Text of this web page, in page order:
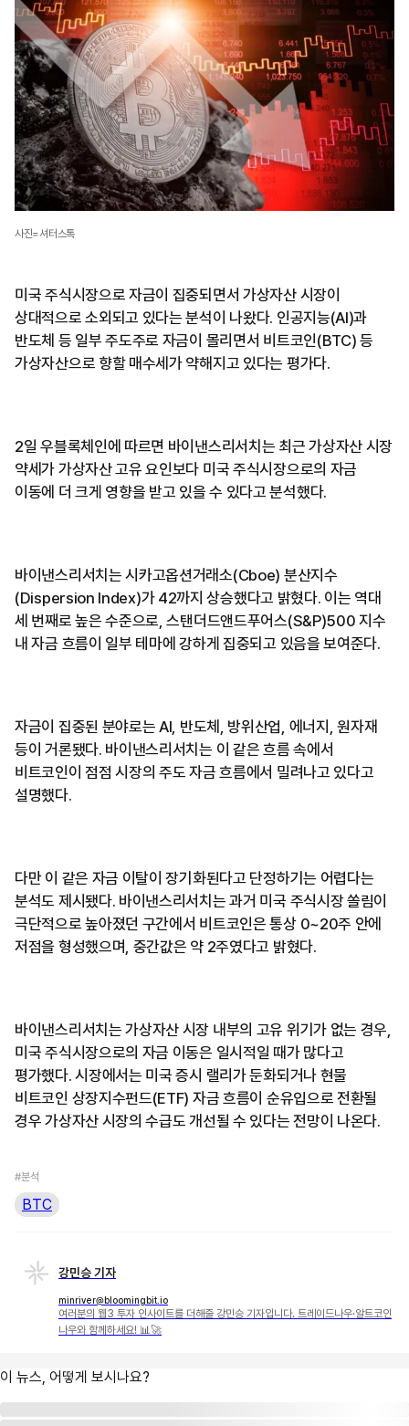
사진=셔터스톡
미국 주식시장으로 자금이 집중되면서 가상자산 시장이
상대적으로 소외되고 있다는 분석이 나왔다. 인공지능(AI)과
반도체 등 일부 주도주로 자금이 몰리면서 비트코인(BTC) 등
가상자산으로 향할 매수세가 약해지고 있다는 평가다.
2일 우블록체인에 따르면 바이낸스리서치는 최근 가상자산 시장
약세가 가상자산 고유 요인보다 미국 주식시장으로의 자금
이동에 더 크게 영향을 받고 있을 수 있다고 분석했다.
바이낸스리서치는 시카고옵션거래소(Cboe) 분산지수
(Dispersion Index)가 42까지 상승했다고 밝혔다. 이는 역대
세 번째로 높은 수준으로, 스탠더드앤드푸어스(S&P)500 지수
내 자금 흐름이 일부 테마에 강하게 집중되고 있음을 보여준다.
자금이 집중된 분야로는 AI, 반도체, 방위산업, 에너지, 원자재
등이 거론됐다. 바이낸스리서치는 이 같은 흐름 속에서
비트코인이 점점 시장의 주도 자금 흐름에서 밀려나고 있다고
설명했다.
다만 이 같은 자금 이탈이 장기화된다고 단정하기는 어렵다는
분석도 제시됐다. 바이낸스리서치는 과거 미국 주식시장 쏠림이
극단적으로 높아졌던 구간에서 비트코인은 통상 0~20주 안에
저점을 형성했으며, 중간값은 약 2주였다고 밝혔다.
바이낸스리서치는 가상자산 시장 내부의 고유 위기가 없는 경우,
미국 주식시장으로의 자금 이동은 일시적일 때가 많다고
평가했다. 시장에서는 미국 증시 랠리가 둔화되거나 현물
비트코인 상장지수펀드(ETF) 자금 흐름이 순유입으로 전환될
경우 가상자산 시장의 수급도 개선될 수 있다는 전망이 나온다.
#분석
BTC
강민승 기자
minriver@bloomingbit.io
여러분의 웹3 투자 인사이트를 더해줄 강민승 기자입니다. 트레이드나우·알트코인
나우와 함께하세요! 📊🚀
이 뉴스, 어떻게 보시나요?